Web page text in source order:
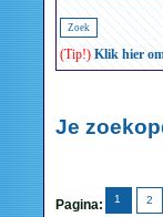
(Tip!) Klik hier
Je
Pagina: 1 2